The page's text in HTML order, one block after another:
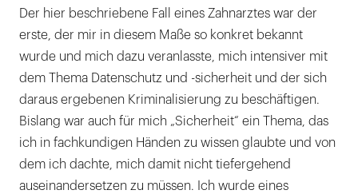
Der hier beschriebene Fall eines Zahnarztes war der
erste, der mir in diesem Maße so konkret bekannt
wurde und mich dazu veranlasste, mich intensiver mit
dem Thema Datenschutz und -sicherheit und der sich
daraus ergebenen Kriminalisierung zu beschäftigen.
Bislang war auch für mich „Sicherheit“ ein Thema, das
ich in fachkundigen Händen zu wissen glaubte und von
dem ich dachte, mich damit nicht tiefergehend
auseinandersetzen zu müssen. Ich wurde eines